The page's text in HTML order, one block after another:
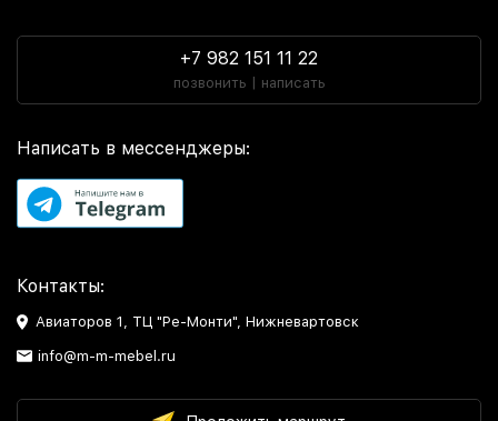
+7 982 151 11 22
позвонить | написать
Написать в мессенджеры:
Контакты:
Авиаторов 1, ТЦ "Ре-Монти", Нижневартовск
info@m-m-mebel.ru